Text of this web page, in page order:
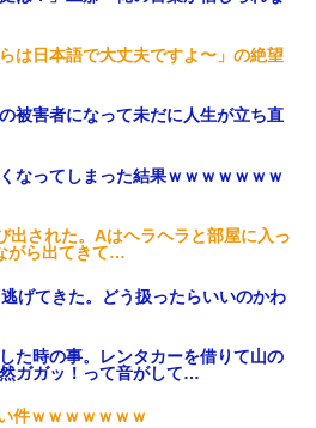
ぎ
庫
そ
結
」
ロ
ら
験
像
は日本語で大丈夫ですよ〜」の絶望
被害者になって未だに人生が立ち直
なってしまった結果ｗｗｗｗｗｗｗ
出された。Aはヘラヘラと部屋に入っ
がら出てきて…
げてきた。どう扱ったらいいのかわ
た時の事。レンタカーを借りて山の
ガガッ！って音がして…
件ｗｗｗｗｗｗｗ